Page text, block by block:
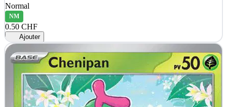
Normal
NM
0.50 CHF
Ajouter